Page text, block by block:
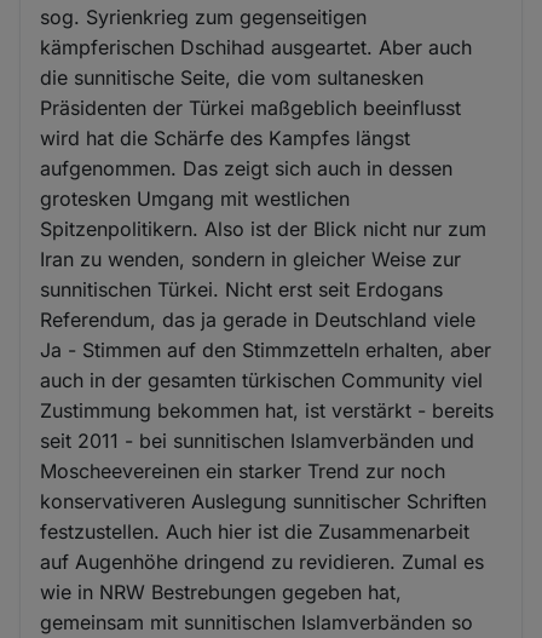
sog. Syrienkrieg zum gegenseitigen
kämpferischen Dschihad ausgeartet. Aber auch
die sunnitische Seite, die vom sultanesken
Präsidenten der Türkei maßgeblich beeinflusst
wird hat die Schärfe des Kampfes längst
aufgenommen. Das zeigt sich auch in dessen
grotesken Umgang mit westlichen
Spitzenpolitikern. Also ist der Blick nicht nur zum
Iran zu wenden, sondern in gleicher Weise zur
sunnitischen Türkei. Nicht erst seit Erdogans
Referendum, das ja gerade in Deutschland viele
Ja - Stimmen auf den Stimmzetteln erhalten, aber
auch in der gesamten türkischen Community viel
Zustimmung bekommen hat, ist verstärkt - bereits
seit 2011 - bei sunnitischen Islamverbänden und
Moscheevereinen ein starker Trend zur noch
konservativeren Auslegung sunnitischer Schriften
festzustellen. Auch hier ist die Zusammenarbeit
auf Augenhöhe dringend zu revidieren. Zumal es
wie in NRW Bestrebungen gegeben hat,
gemeinsam mit sunnitischen Islamverbänden so